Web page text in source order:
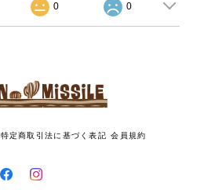
0 0
特定商取引法に基づく表記 会員規約